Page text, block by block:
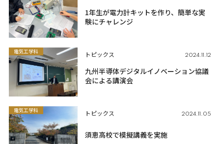
1年生が電力計キットを作り、簡単な実
験にチャレンジ
電気工学科 トピックス 2024.11.12
九州半導体デジタルイノベーション協議
会による講演会
電気工学科 トピックス 2024.11.05
須恵高校で模擬講義を実施